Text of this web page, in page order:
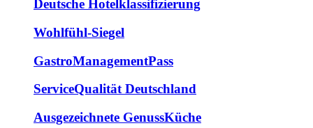
Deutsche Hotelklassifizierung
Wohlfühl-Siegel
GastroManagementPass
ServiceQualität Deutschland
Ausgezeichnete GenussKüche